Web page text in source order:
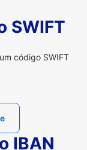
SWIFT
código SWIFT
IBAN